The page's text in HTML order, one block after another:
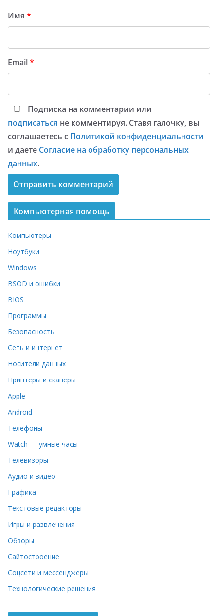
Имя *
Email*
Подписка на комментарии или
подписаться не комментируя. Ставя галочку, вы
соглашаетесь с Политикой конфиденциальности
и даете Согласие на обработку персональных
данных.
Компьютерная помощь
Компьютеры
Ноутбуки
Windows
BSOD и ошибки
BIOS
Программы
Безопасность
Сеть и интернет
Носители данных
Принтеры и сканеры
Apple
Android
Телефоны
Watch — умные часы
Телевизоры
Аудио и видео
Графика
Текстовые редакторы
Игры и развлечения
Обзоры
Сайтостроение
Соцсети и мессенджеры
Технологические решения